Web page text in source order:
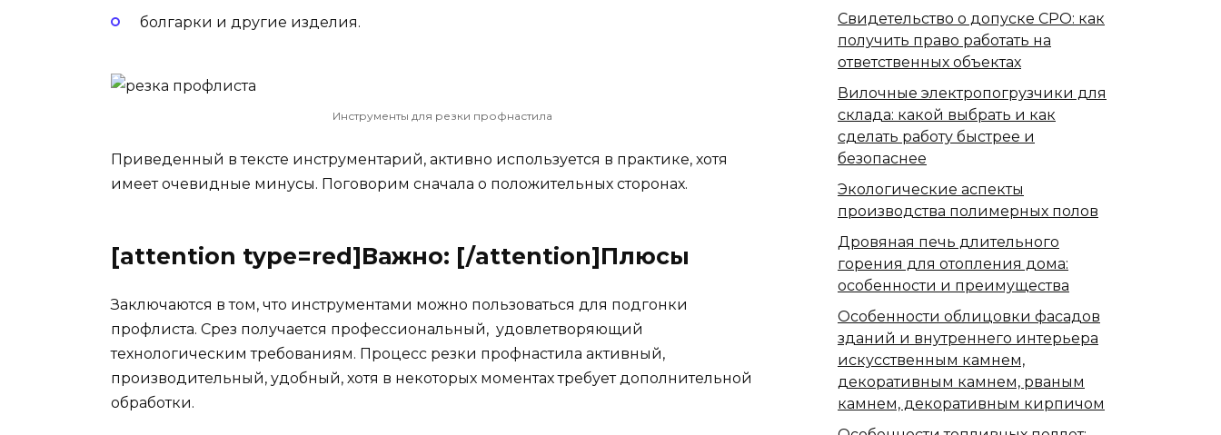
болгарки и другие изделия.
Инструменты для резки профнастила
Приведенный в тексте инструментарий, активно используется в практике, хотя
имеет очевидные минусы. Поговорим сначала о положительных сторонах.
[attention type=red]Важно: [/attention]Плюсы
Заключаются в том, что инструментами можно пользоваться для подгонки
профлиста. Срез получается профессиональный, удовлетворяющий
технологическим требованиям. Процесс резки профнастила активный,
производительный, удобный, хотя в некоторых моментах требует дополнительной
обработки.
Свидетельство о допуске СРО: как
получить право работать на
ответственных объектах
Вилочные электропогрузчики для
склада: какой выбрать и как
сделать работу быстрее и
безопаснее
Экологические аспекты
производства полимерных полов
Дровяная печь длительного
горения для отопления дома:
особенности и преимущества
Особенности облицовки фасадов
зданий и внутреннего интерьера
искусственным камнем,
декоративным камнем, рваным
камнем, декоративным кирпичом